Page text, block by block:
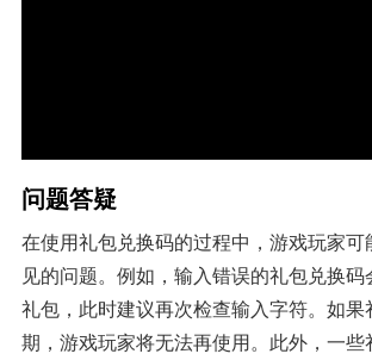
问题答疑
在使用礼包兑换码的过程中，游戏玩家可
见的问题。例如，输入错误的礼包兑换
礼包，此时建议再次检查输入字符。如果
期，游戏玩家将无法再使用。此外，一